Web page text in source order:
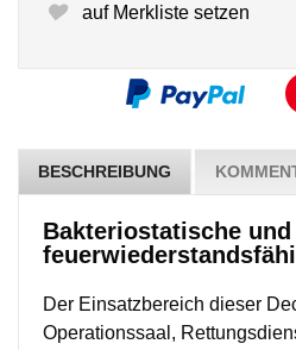
auf Merkliste setzen
BESCHREIBUNG
Bakteriostatische und
Der Einsatzbereich dieser
Operationssaal,